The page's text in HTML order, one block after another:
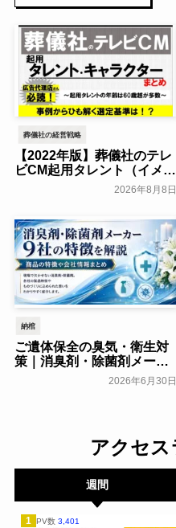
葬儀社の経営戦略
【2022年版】葬儀社のテレ
ビCM起用タレント（イメー
ジキャラクター）まとめ
2026年8月8日
納棺
ご遺体保全の臭気・衛生対
策｜消臭剤・除菌剤メーカ
ー9社の特徴を解説2026年6月30日
アクセ
週間
1 PV数 3,401